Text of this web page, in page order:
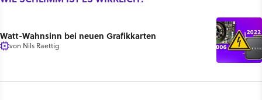
Watt-Wahnsinn bei neuen Grafikkarten
von Nils Raettig